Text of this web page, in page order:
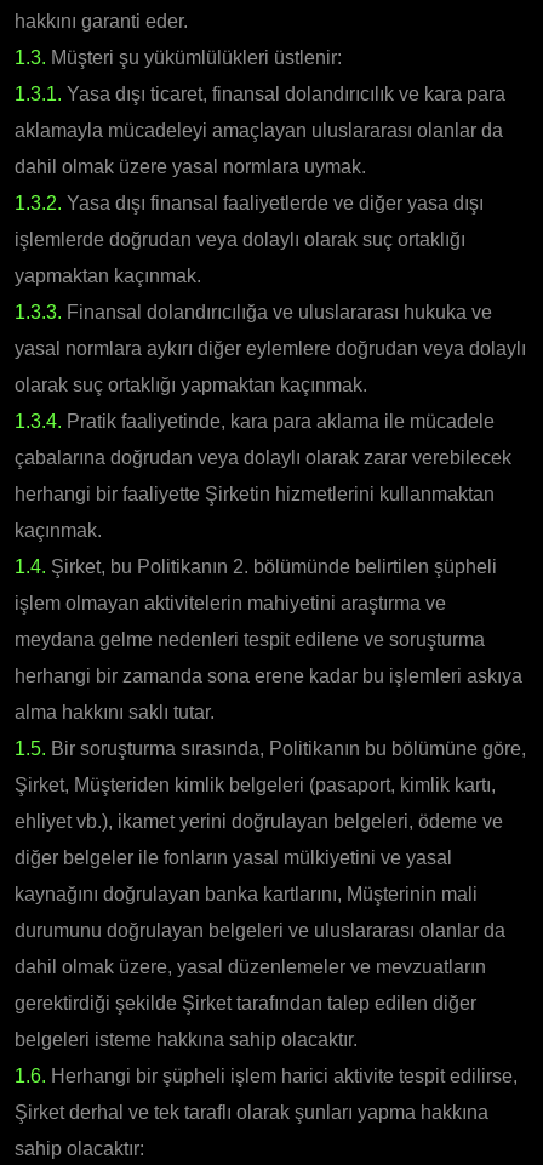
hakkını garanti eder.
1.3. Müşteri şu yükümlülükleri üstlenir:
1.3.1. Yasa dışı ticaret, finansal dolandırıcılık ve kara para
aklamayla mücadeleyi amaçlayan uluslararası olanlar da
dahil olmak üzere yasal normlara uymak.
1.3.2. Yasa dışı finansal faaliyetlerde ve diğer yasa dışı
işlemlerde doğrudan veya dolaylı olarak suç ortaklığı
yapmaktan kaçınmak.
1.3.3. Finansal dolandırıcılığa ve uluslararası hukuka ve
yasal normlara aykırı diğer eylemlere doğrudan veya dolaylı
olarak suç ortaklığı yapmaktan kaçınmak.
1.3.4. Pratik faaliyetinde, kara para aklama ile mücadele
çabalarına doğrudan veya dolaylı olarak zarar verebilecek
herhangi bir faaliyette Şirketin hizmetlerini kullanmaktan
kaçınmak.
1.4. Şirket, bu Politikanın 2. bölümünde belirtilen şüpheli
işlem olmayan aktivitelerin mahiyetini araştırma ve
meydana gelme nedenleri tespit edilene ve soruşturma
herhangi bir zamanda sona erene kadar bu işlemleri askıya
alma hakkını saklı tutar.
1.5. Bir soruşturma sırasında, Politikanın bu bölümüne göre,
Şirket, Müşteriden kimlik belgeleri (pasaport, kimlik kartı,
ehliyet vb.), ikamet yerini doğrulayan belgeleri, ödeme ve
diğer belgeler ile fonların yasal mülkiyetini ve yasal
kaynağını doğrulayan banka kartlarını, Müşterinin mali
durumunu doğrulayan belgeleri ve uluslararası olanlar da
dahil olmak üzere, yasal düzenlemeler ve mevzuatların
gerektirdiği şekilde Şirket tarafından talep edilen diğer
belgeleri isteme hakkına sahip olacaktır.
1.6. Herhangi bir şüpheli işlem harici aktivite tespit edilirse,
Şirket derhal ve tek taraflı olarak şunları yapma hakkına
sahip olacaktır: